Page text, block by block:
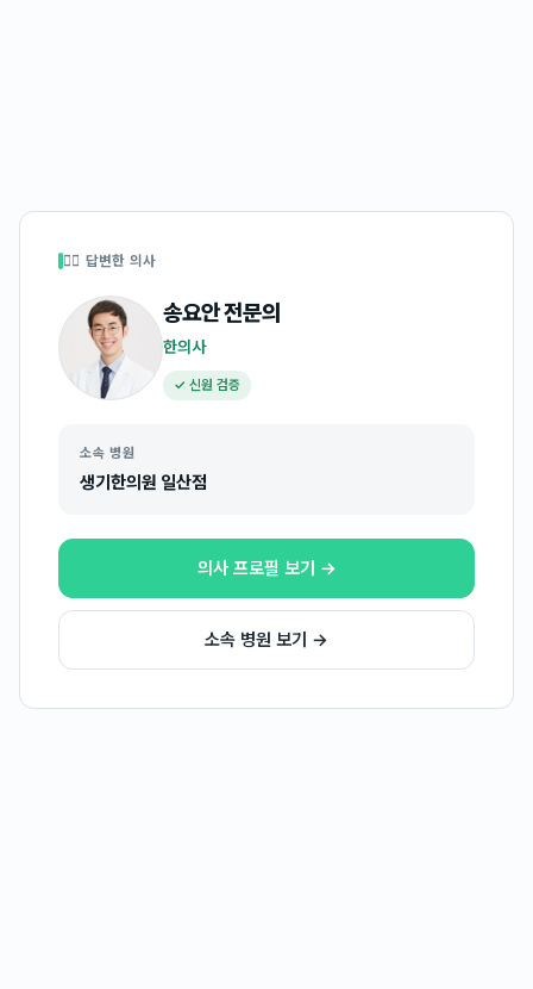
👩‍⚕️ 답변한 의사
송요안전문의
한의사
✓ 신원 검증
소속 병원
생기한의원 일산점
의사 프로필 보기 →
소속 병원 보기 →